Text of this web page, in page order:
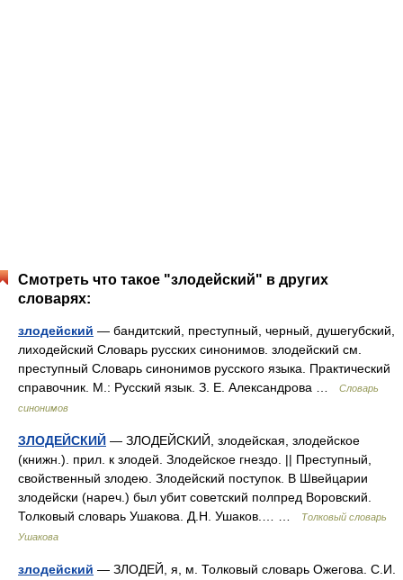
Смотреть что такое "злодейский" в других
словарях:
злодейский — бандитский, преступный, черный, душегубский,
лиходейский Словарь русских синонимов. злодейский см.
преступный Словарь синонимов русского языка. Практический
справочник. М.: Русский язык. З. Е. Александрова …
Словарь
синонимов
ЗЛОДЕЙСКИЙ — ЗЛОДЕЙСКИЙ, злодейская, злодейское
(книжн.). прил. к злодей. Злодейское гнездо. || Преступный,
свойственный злодею. Злодейский поступок. В Швейцарии
злодейски (нареч.) был убит советский полпред Воровский.
Толковый словарь Ушакова. Д.Н. Ушаков.… …
Толковый словарь
Ушакова
злодейский — ЗЛОДЕЙ, я, м. Толковый словарь Ожегова. С.И.